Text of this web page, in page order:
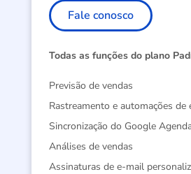
Fale conosco
Todas as funções do plano
Previsão de vendas
Rastreamento e automações de
Sincronização do Google
Análises de vendas
Assinaturas de e-mail